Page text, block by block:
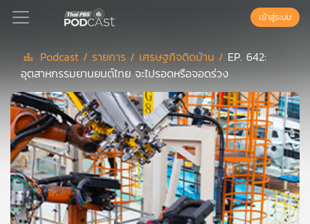
Podcast
เพล
ย์
ลิ
สต์
แนะนำ
เข้าสู่ระบบ
Podcast / รายการ / เศรษฐกิจติดบ้าน / EP. 642:
อุตสาหกรรมยานยนต์ไทย จะไปรอดหรือจอดร่วง